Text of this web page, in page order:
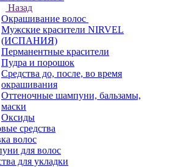
Назад
Окрашивание волос
Мужские красители NIRVEL
(ИСПАНИЯ)
Перманентные красители
Пудра и порошок
Средства до, после, во время
окрашивания
Оттеночные шампуни, бальзамы,
маски
Оксиды
средства
волос
для волос
для укладки